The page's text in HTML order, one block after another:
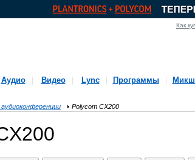
Как
Аудио
Видео Lync Программы
Polycom CX200